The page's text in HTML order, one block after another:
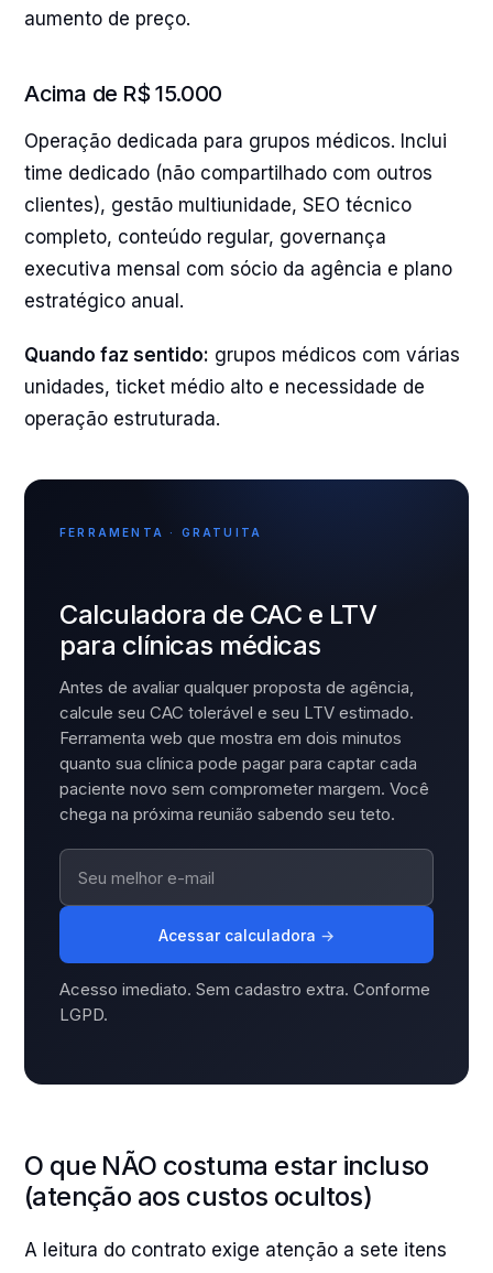
aumento de preço.
Acima de R$ 15.000
Operação dedicada para grupos médicos. Inclui
time dedicado (não compartilhado com outros
clientes), gestão multiunidade, SEO técnico
completo, conteúdo regular, governança
executiva mensal com sócio da agência e plano
estratégico anual.
Quando faz sentido: grupos médicos com várias
unidades, ticket médio alto e necessidade de
operação estruturada.
FERRAMENTA · GRATUITA
Calculadora de CAC e LTV
para clínicas médicas
Antes de avaliar qualquer proposta de agência,
calcule seu CAC tolerável e seu LTV estimado.
Ferramenta web que mostra em dois minutos
quanto sua clínica pode pagar para captar cada
paciente novo sem comprometer margem. Você
chega na próxima reunião sabendo seu teto.
Acessar calculadora →
Acesso imediato. Sem cadastro extra. Conforme
LGPD.
O que NÃO costuma estar incluso
(atenção aos custos ocultos)
A leitura do contrato exige atenção a sete itens